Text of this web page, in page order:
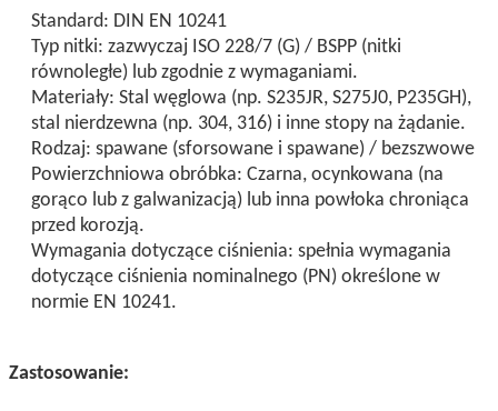
Standard: DIN EN 10241
Typ nitki: zazwyczaj ISO 228/7 (G) / BSPP (nitki
równoległe) lub zgodnie z wymaganiami.
Materiały: Stal węglowa (np. S235JR, S275J0, P235GH),
stal nierdzewna (np. 304, 316) i inne stopy na żądanie.
Rodzaj: spawane (sforsowane i spawane) / bezszwowe
Powierzchniowa obróbka: Czarna, ocynkowana (na
gorąco lub z galwanizacją) lub inna powłoka chroniąca
przed korozją.
Wymagania dotyczące ciśnienia: spełnia wymagania
dotyczące ciśnienia nominalnego (PN) określone w
normie EN 10241.
Zastosowanie: